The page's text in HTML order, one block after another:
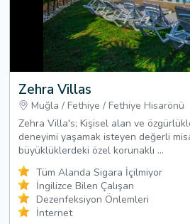
Zehra Villas
Muğla / Fethiye / Fethiye Hisarönü
Zehra Villa's; Kişisel alan ve
deneyimi yaşamak isteyen değerli
büyüklüklerdeki özel korunaklı ...
Tüm Alanda Sigara İçilmiyor
İngilizce Bilen Çalışan
Dezenfeksiyon Önlemleri
İnternet